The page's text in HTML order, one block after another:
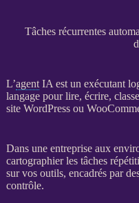
Tâches récurrentes
L’agent IA est un exécutant
langage pour lire, écrire,
site WordPressou
Dans une entreprise aux
cartographier les tâches
sur vos outils, encadrés par
contrôle.